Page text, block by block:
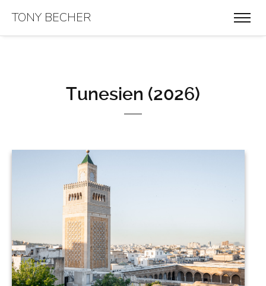
TONY BECHER
Tunesien (2026)